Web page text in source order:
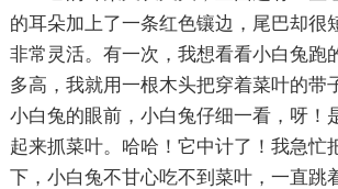
的耳朵加上了一条红色镶边，尾巴却很
非常灵活。有一次，我想看看小白兔跑
多高，我就用一根木头把穿着菜叶的带
小白兔的眼前，小白兔仔细一看，呀！
起来抓菜叶。哈哈！它中计了！我急忙
下，小白兔不甘心吃不到菜叶，一直跳